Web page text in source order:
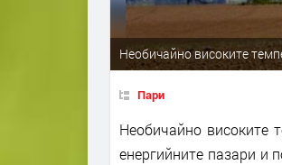
Необичайно високите
Пари
Необичайно високите
енергийните пазари и